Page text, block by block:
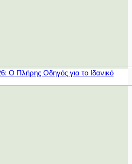
Ο Πλήρης Οδηγός για το Ιδανικό